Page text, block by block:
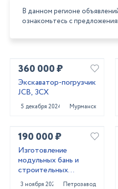
В данном регионе
ознакомьтесь с
360 000 ₽
Экскаватор-погрузчик
JCB, 3СХ
5 декабря 2024 Мурманск
190 000 ₽
Изготовление
модульных бань и
строительных
бытовое
3 ноября 2023 Петрозаводск